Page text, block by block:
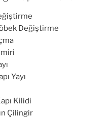
Değiştirme
Yayı
Kilidi
Çilingir